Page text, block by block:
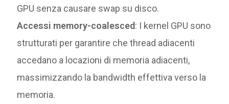
GPU senza causare swap su disco.
Accessi memory-coalesced: I kernel GPU sono
strutturati per garantire che thread adiacenti
accedano a locazioni di memoria adiacenti,
massimizzando la bandwidth effettiva verso la
memoria.